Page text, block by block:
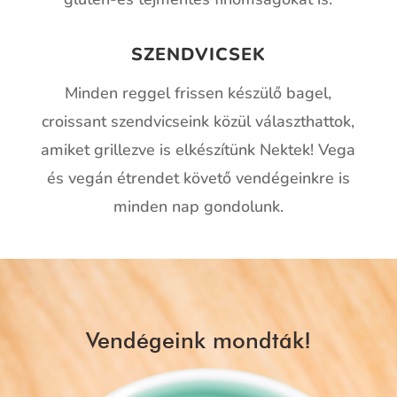
SZENDVICSEK
Minden reggel frissen készülő bagel,
croissant szendvicseink közül választhattok,
amiket grillezve is elkészítünk Nektek! Vega
és vegán étrendet követő vendégeinkre is
minden nap gondolunk.
Vendégeink mondták!